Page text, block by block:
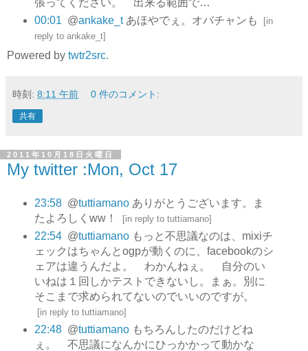
張ってください。 出来る範囲で…
00:01 @ankake_tあほやでぇ。オバチャンも [in
reply to ankake_t]
Powered by twtr2src.
時刻: 8:11 午前 0 件のコメント:
共有
2011年10月18日火曜日
My twitter :Mon, Oct 17
23:58 @tuttiamanoありがとうございます。ま
たよろしくww！
[in reply to tuttiamano]
22:54 @tuttiamanoもっと不思議なのは、mixiチ
ェックはちゃんとogpが動くのに、facebookのシ
ェアは違うんだよ。 わかんねぇ。 自分のい
いねは１回しかテストできないし。まぁ。別に
そこまで求められてないのでいいのですが。
[in reply to tuttiamano]
22:48 @tuttiamanoもちろんしたのだけどね
ぇ。 不思議になんかにひっかかって動かな